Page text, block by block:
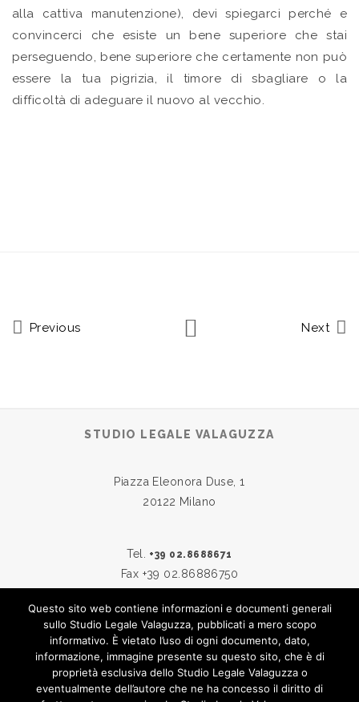
alla cattiva manutenzione), devi spiegarci perché e
convincerci che esiste un bene superiore che stai
perseguendo, bene superiore che certamente non può
essere la tua pigrizia, il timore di sbagliare o la
difficoltà di adeguare il nuovo al vecchio.
Previous Next
STUDIO LEGALE VALAGUZZA
Piazza Eleonora Duse, 1
20122 Milano
Tel. +39 02.8688671
Fax +39 02.86886750
Skype:studiovalaguzza
Email:info@studiovalaguzza.it
Questo sito web contiene informazioni e documenti generali
sullo Studio Legale Valaguzza, pubblicati a mero scopo
informativo. È vietato l’uso di ogni documento, dato,
informazione, immagine presente su questo sito, che è di
proprietà esclusiva dello Studio Legale Valaguzza o
eventualmente dell’autore che ne ha concesso il diritto di